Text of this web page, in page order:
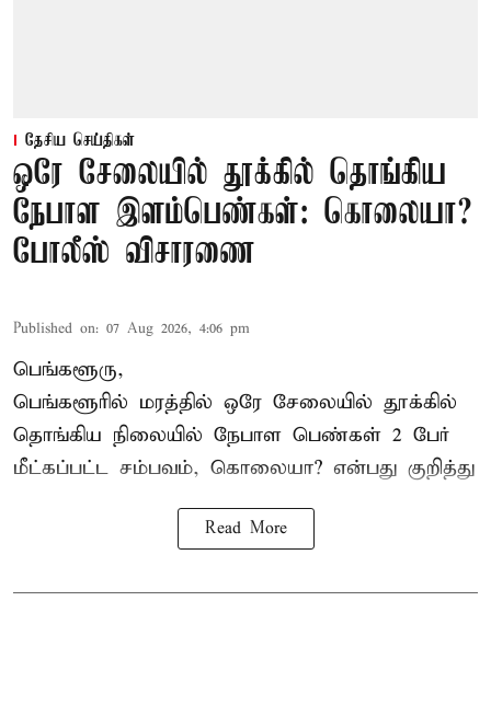
தேசிய செய்திகள்
ஒரே சேலையில் தூக்கில் தொங்கிய
நேபாள இளம்பெண்கள்: கொலையா?
போலீஸ் விசாரணை
Published on: 07 Aug 2026, 4:06 pm
பெங்களூரு,
பெங்களூரில் மரத்தில் ஒரே சேலையில் தூக்கில்
தொங்கிய நிலையில் நேபாள பெண்கள் 2 பேர்
மீட்கப்பட்ட சம்பவம், கொலையா? என்பது குறித்து
Read More